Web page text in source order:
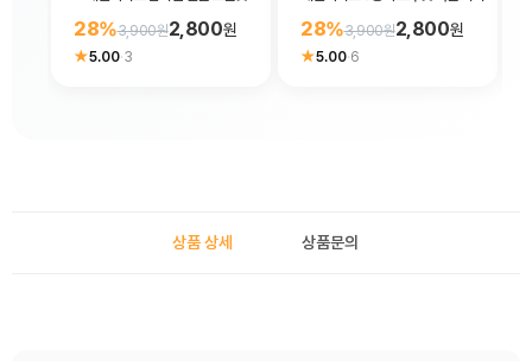
28%3,900원2,800원
★5.00·3
28%3,900원2,800원
★5.00·6
상품 상세 상품문의